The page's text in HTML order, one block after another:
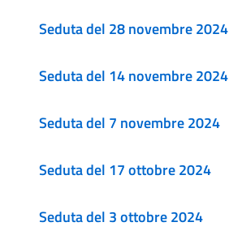
Seduta del 28 novembre 2024
Seduta del 14 novembre 2024
Seduta del 7 novembre 2024
Seduta del 17 ottobre 2024
Seduta del 3 ottobre 2024